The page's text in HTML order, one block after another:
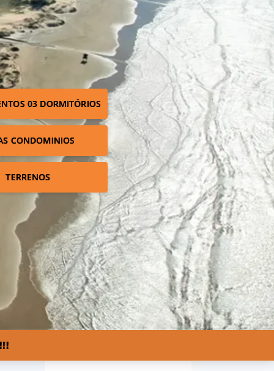
03 DORMITÓRIOS
CONDOMINIOS
TERRENOS